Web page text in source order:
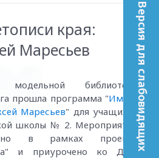
Версия для слабовидящих
края:
Маресьев
библиотеке
прошла программа "Имя в
Маресьев" для учащихся
школы № 2. Мероприятие
в рамках проекта
и приурочено ко Дню